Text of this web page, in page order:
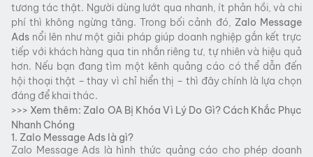
tương tác thật. Người dùng lướt qua nhanh, ít phản hồi, và chi
phí thì không ngừng tăng. Trong bối cảnh đó, Zalo Message
Ads nổi lên như một giải pháp giúp doanh nghiệp gắn kết trực
tiếp với khách hàng qua tin nhắn riêng tư, tự nhiên và hiệu quả
hơn. Nếu bạn đang tìm một kênh quảng cáo có thể dẫn đến
hội thoại thật – thay vì chỉ hiển thị – thì đây chính là lựa chọn
đáng để khai thác.
>>> Xem thêm: Zalo OA Bị Khóa Vì Lý Do Gì? Cách Khắc Phục
Nhanh Chóng
1. Zalo Message Ads là gì?
Zalo Message Ads là hình thức quảng cáo cho phép doanh